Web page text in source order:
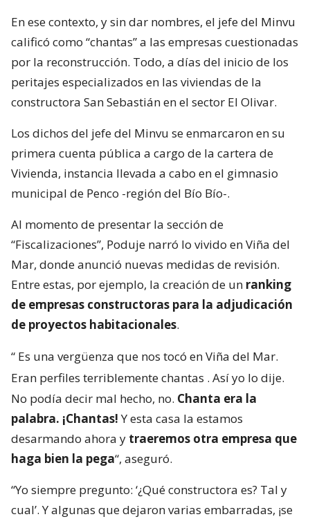
En ese contexto, y sin dar nombres, el jefe del Minvu
calificó como “chantas” a las empresas cuestionadas
por la reconstrucción. Todo, a días del inicio de los
peritajes especializados en las viviendas de la
constructora San Sebastián en el sector El Olivar.
Los dichos del jefe del Minvu se enmarcaron en su
primera cuenta pública a cargo de la cartera de
Vivienda, instancia llevada a cabo en el gimnasio
municipal de Penco -región del Bío Bío-.
Al momento de presentar la sección de
“Fiscalizaciones”, Poduje narró lo vivido en Viña del
Mar, donde anunció nuevas medidas de revisión.
Entre estas, por ejemplo, la creación de un ranking
de empresas constructoras para la adjudicación
de proyectos habitacionales.
“ Es una vergüenza que nos tocó en Viña del Mar.
Eran perfiles terriblemente chantas . Así yo lo dije.
No podía decir mal hecho, no. Chanta era la
palabra. ¡Chantas!Y esta casa la estamos
desarmando ahora y traeremos otra empresa que
haga bien la pega“, aseguró.
“Yo siempre pregunto: ‘¿Qué constructora es? Tal y
cual’. Y algunas que dejaron varias embarradas, ¡se